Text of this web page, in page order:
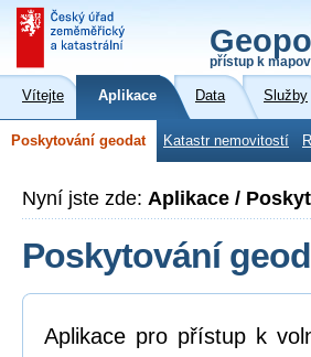
přístup k
Vítejte Aplikace Data Služby
Poskytování geodat Katastr nemovitostí
Nyní jste zde: Aplikace /
Poskytování
Aplikace pro přístup k